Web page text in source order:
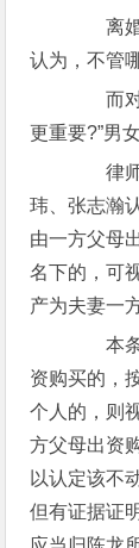
离婚
认为，不管
而对
更重要?”男
律师
玮、张志瀚
由一方父母
名下的，可
产为夫妻一
本条
资购买的，
个人的，则
方父母出资
以认定该不
但有证据证